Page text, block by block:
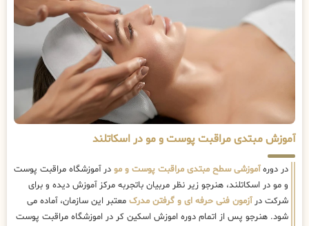
آموزش مبتدی مراقبت پوست و مو در اسکاتلند
در دورهآموزشی سطح مبتدی مراقبت پوست و مو در آموزشگاه مراقبت پوست
و مو در اسکاتلند، هنرجو زیر نظر مربیان باتجربه مرکز آموزش دیده و برای
شرکت درآزمون فنی حرفه ای و گرفتن مدرک معتبر این سازمان، آماده می
شود. هنرجو پس از اتمام دوره اموزش اسکین کر در اموزشگاه مراقبت پوست